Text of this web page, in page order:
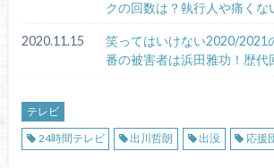
クの回数は？執行人や痛くな
2020.11.15
笑ってはいけない2020/2021
番の被害者は浜田雅功！歴代
テレビ
24時間テレビ
出川哲朗 出没 応援